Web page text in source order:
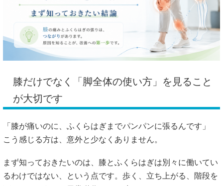
膝だけでなく「脚全体の使い方」を見ること
が大切です
「膝が痛いのに、ふくらはぎまでパンパンに張るんです」
こう感じる方は、意外と少なくありません。
まず知っておきたいのは、膝とふくらはぎは別々に働いてい
るわけではない、という点です。歩く、立ち上がる、階段を